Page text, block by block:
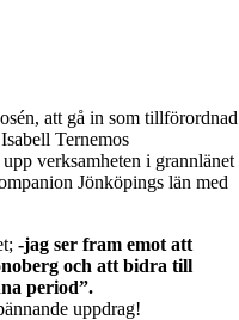
att gå in som tillförordnad
Ternemos
verksamheten i grannlänet
Jönköpings län med
-jag ser fram emot att
och att bidra till
period”.
uppdrag!